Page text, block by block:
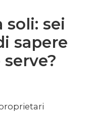
soli: sei
sapere